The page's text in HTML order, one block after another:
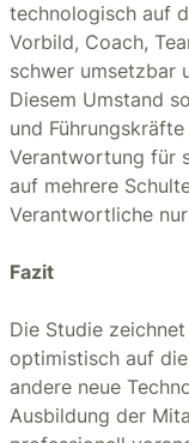
technologisch auf
Vorbild, Coach,
schwer umsetzbar
Diesem Umstand
und
Verantwortung für
auf mehrere
Verantwortliche
Fazit
Die Studie
optimistisch auf
andere neue
Ausbildung der